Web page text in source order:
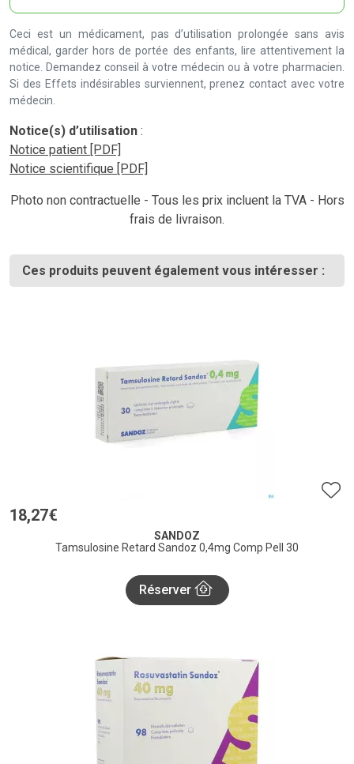
Ceci est un médicament, pas d’utilisation prolongée sans avis
médical, garder hors de portée des enfants, lire attentivement la
notice. Demandez conseil à votre médecin ou à votre pharmacien.
Si des Effets indésirables surviennent, prenez contact avec votre
médecin.
Notice(s) d’utilisation :
Notice patient [PDF]
Notice scientifique [PDF]
Photo non contractuelle - Tous les prix incluent la TVA - Hors
frais de livraison.
Ces produits peuvent également vous intéresser :
18,27€
SANDOZ
Tamsulosine Retard Sandoz 0,4mg Comp Pell 30
Réserver